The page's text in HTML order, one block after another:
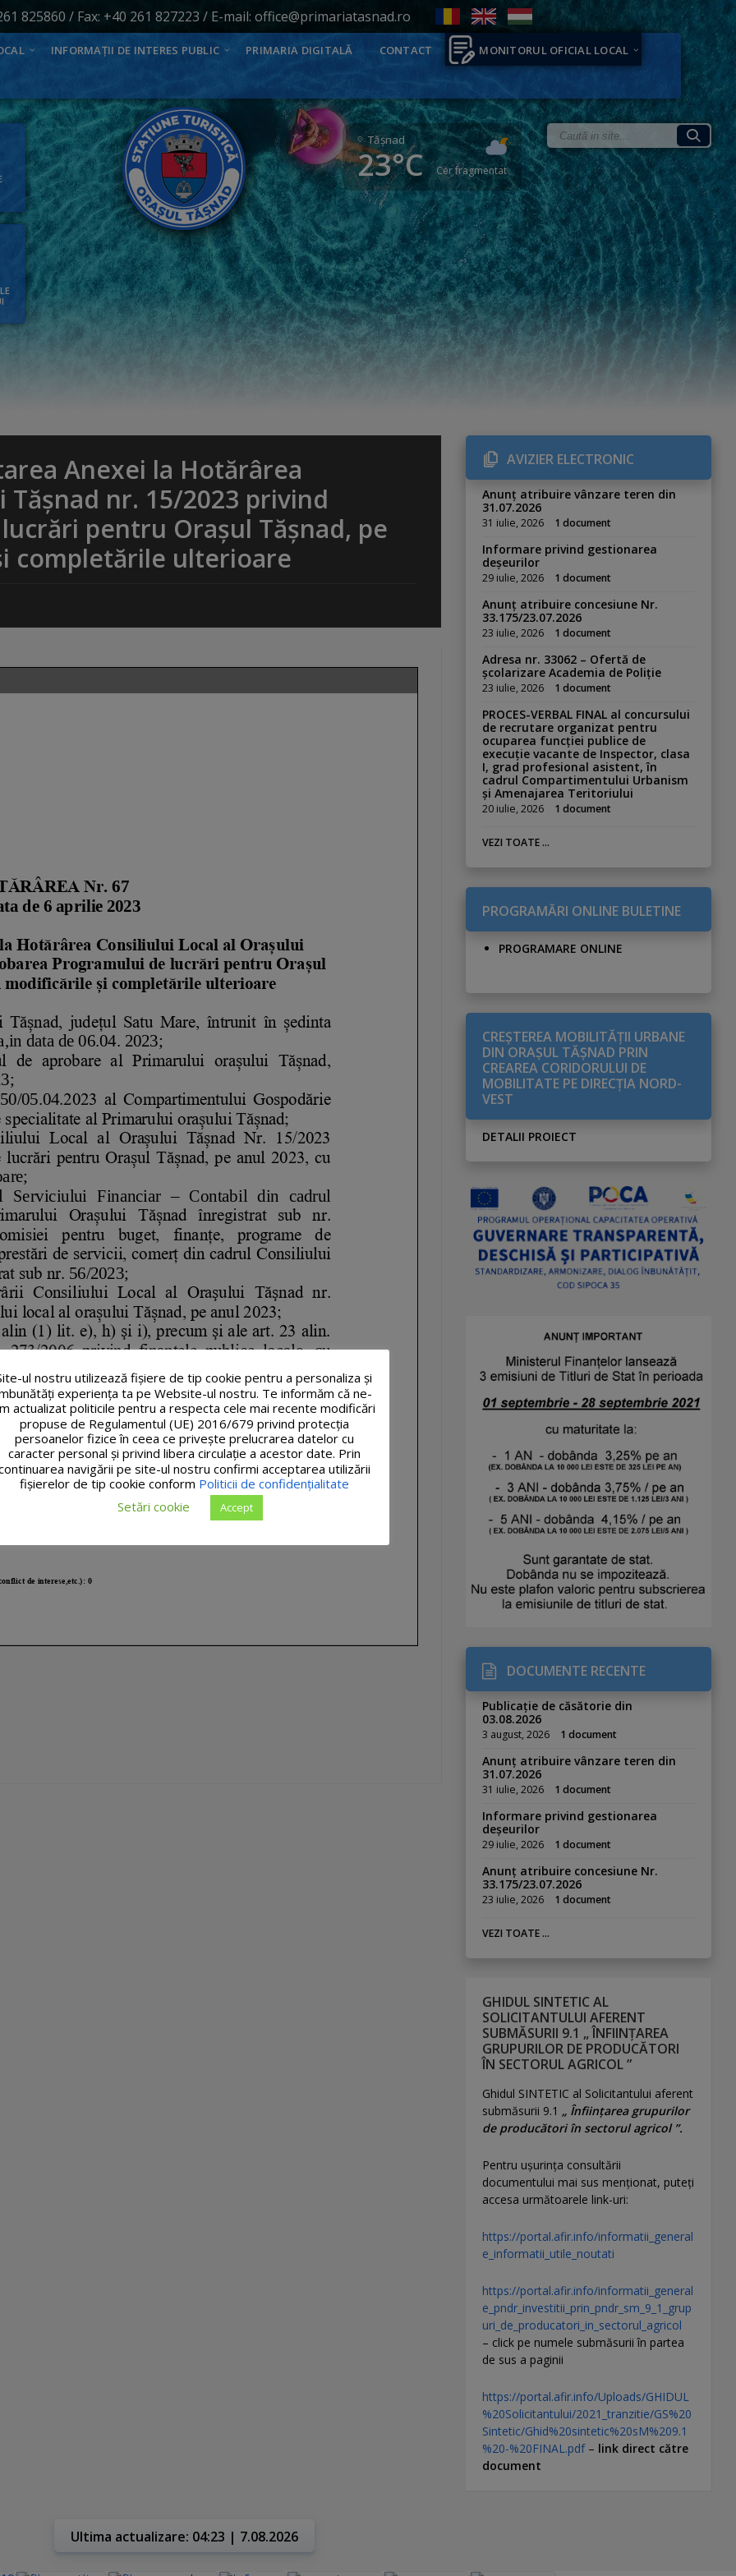
825860 / Fax: +40 261 827223 / E-mail: office@primariatasnad.ro
INFORMAȚII DE INTERES PUBLIC PRIMARIA DIGITALĂ CONTACT MONITORUL OFICIAL LOCAL
Tăşnad
23°C Cer fragmentat
Anexei la Hotărârea
nr. 15/2023 privind
pentru Orașul Tășnad, pe
completările ulterioare
AVIZIER ELECTRONIC
Anunț atribuire vânzare teren din
31.07.2026
31 iulie, 2026 1 document
Informare privind gestionarea
deșeurilor
29 iulie, 2026 1 document
Anunț atribuire concesiune Nr.
33.175/23.07.2026
23 iulie, 2026 1 document
Adresa nr. 33062 – Ofertă de
școlarizare Academia de Poliție
23 iulie, 2026 1 document
PROCES-VERBAL FINAL al concursului
de recrutare organizat pentru
ocuparea funcției publice de
execuție vacante de Inspector, clasa
I, grad profesional asistent, în
cadrul Compartimentului Urbanism
și Amenajarea Teritoriului
20 iulie, 2026 1 document
VEZI TOATE ...
PROGRAMĂRI ONLINE BULETINE
PROGRAMARE ONLINE
CREŞTEREA MOBILITĂŢII URBANE
DIN ORAŞUL TĂŞNAD PRIN
CREAREA CORIDORULUI DE
MOBILITATE PE DIRECŢIA NORD-
VEST
DETALII PROIECT
DOCUMENTE RECENTE
Publicație de căsătorie din
03.08.2026
3 august, 2026 1 document
Anunț atribuire vânzare teren din
31.07.2026
31 iulie, 2026 1 document
Informare privind gestionarea
deșeurilor
29 iulie, 2026 1 document
Anunț atribuire concesiune Nr.
33.175/23.07.2026
23 iulie, 2026 1 document
VEZI TOATE ...
GHIDUL SINTETIC AL
SOLICITANTULUI AFERENT
SUBMĂSURII 9.1 „ ÎNFIINȚAREA
GRUPURILOR DE PRODUCĂTORI
ÎN SECTORUL AGRICOL ”
Ghidul SINTETIC al Solicitantului aferent
submăsurii 9.1 „ Înființarea grupurilor
de producători în sectorul agricol ”.
Pentru uşurinţa consultării
documentului mai sus menţionat, puteţi
accesa următoarele link-uri:
https://portal.afir.info/informatii_general
e_informatii_utile_noutati
https://portal.afir.info/informatii_general
e_pndr_investitii_prin_pndr_sm_9_1_grup
uri_de_producatori_in_sectorul_agricol
– click pe numele submăsurii în partea
de sus a paginii
https://portal.afir.info/Uploads/GHIDUL
%20Solicitantului/2021_tranzitie/GS%20
Sintetic/Ghid%20sintetic%20sM%209.1
%20-%20FINAL.pdf– link direct către
document
Ultima actualizare: 04:23 | 7.08.2026
ul nostru utilizează fişiere de tip cookie pentru a personaliza și
experiența ta pe Website-ul nostru. Te informăm că ne-
actualizat politicile pentru a respecta cele mai recente modificări
propuse de Regulamentul (UE) 2016/679 privind protecția
persoanelor fizice în ceea ce privește prelucrarea datelor cu
caracter personal și privind libera circulație a acestor date. Prin
navigării pe site-ul nostru confirmi acceptarea utilizării
fişierelor de tip cookie conform Politicii de confidențialitate
Setări cookie
Accept